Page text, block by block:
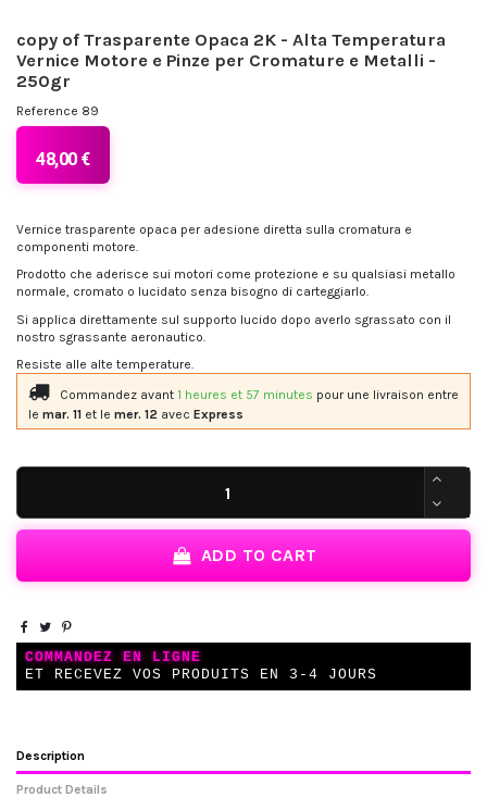
copy of Trasparente Opaca 2K - Alta Temperatura
Vernice Motore e Pinze per Cromature e Metalli -
250gr
Reference 89
48,00 €
Vernice trasparente opaca per adesione diretta sulla cromatura e
componenti motore.
Prodotto che aderisce sui motori come protezione e su qualsiasi metallo
normale, cromato o lucidato senza bisogno di carteggiarlo.
Si applica direttamente sul supporto lucido dopo averlo sgrassato con il
nostro sgrassante aeronautico.
Resiste alle alte temperature.
Commandez avant 1 heures et 57 minutes pour une livraison entre
le mar. 11 et le mer. 12 avec Express
ADD TO CART
COMMANDEZ EN LIGNE
ET RECEVEZ VOS PRODUITS EN 3-4 JOURS
Description
Product Details